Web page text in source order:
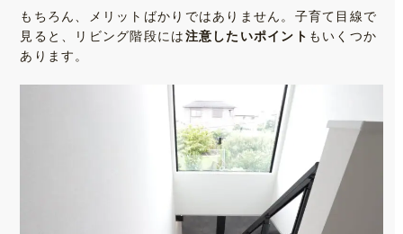
もちろん、メリットばかりではありません。子育て目線で
見ると、リビング階段には注意したいポイント もいくつか
あります。